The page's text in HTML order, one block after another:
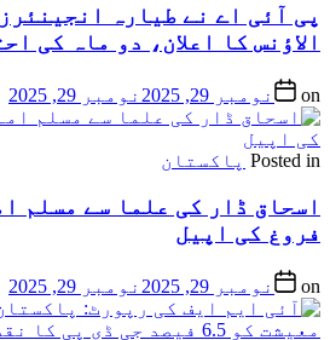
پی آئی اے نے طیارہ
الاؤنس کا اعلان، دو ماہ کی
on نومبر 29, 2025 نومبر 29, 2025
Posted in پاکستان
اسحاق ڈار کی علما سے مسلم
فروغ کی اپیل
on نومبر 29, 2025 نومبر 29, 2025